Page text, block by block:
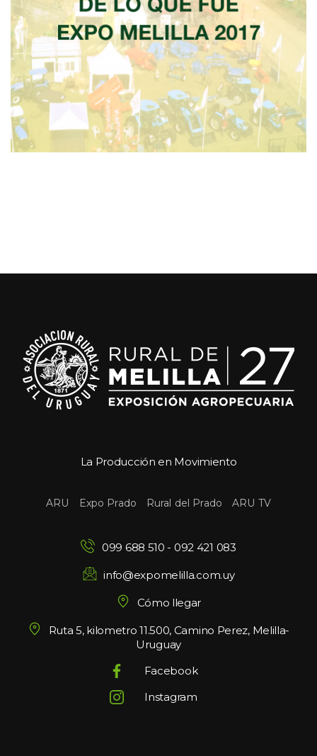
La Producción en Movimiento
ARU Expo Prado Rural del Prado ARU TV
099 688 510 - 092 421 083
info@expomelilla.com.uy
Cómo llegar
Ruta 5, kilometro 11.500, Camino Perez, Melilla-
Uruguay
Facebook
Instagram